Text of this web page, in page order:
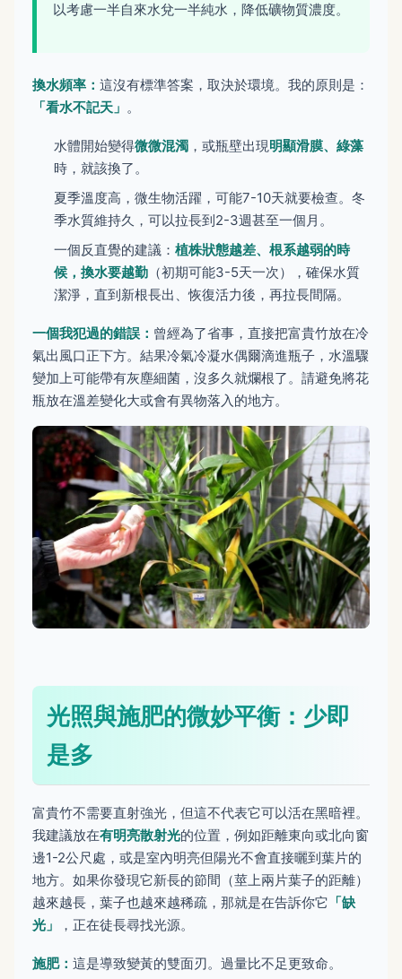
以考慮一半自來水兌一半純水，降低礦物質濃度。
換水頻率： 這沒有標準答案，取決於環境。我的原則是：
「看水不記天」 。
水體開始變得微微混濁 ，或瓶壁出現明顯滑膜、綠藻
時，就該換了。
夏季溫度高，微生物活躍，可能7-10天就要檢查。冬
季水質維持久，可以拉長到2-3週甚至一個月。
一個反直覺的建議： 植株狀態越差、根系越弱的時
候，換水要越勤 （初期可能3-5天一次），確保水質
潔淨，直到新根長出、恢復活力後，再拉長間隔。
一個我犯過的錯誤： 曾經為了省事，直接把富貴竹放在冷
氣出風口正下方。結果冷氣冷凝水偶爾滴進瓶子，水溫驟
變加上可能帶有灰塵細菌，沒多久就爛根了。請避免將花
瓶放在溫差變化大或會有異物落入的地方。
光照與施肥的微妙平衡：少即
是多
富貴竹不需要直射強光，但這不代表它可以活在黑暗裡。
我建議放在有明亮散射光的位置，例如距離東向或北向窗
邊1-2公尺處，或是室內明亮但陽光不會直接曬到葉片的
地方。如果你發現它新長的節間（莖上兩片葉子的距離）
越來越長，葉子也越來越稀疏，那就是在告訴你它 「缺
光」
，正在徒長尋找光源。
施肥： 這是導致變黃的雙面刃。過量比不足更致命。